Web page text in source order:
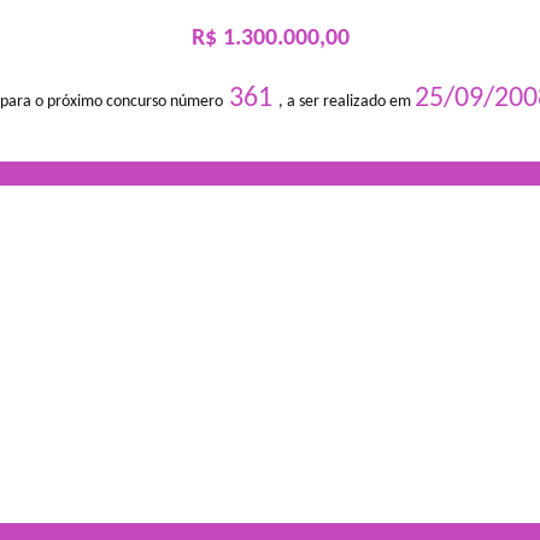
R$ 1.300.000,00
o próximo concurso número 361 , a ser realizado em 25/09/